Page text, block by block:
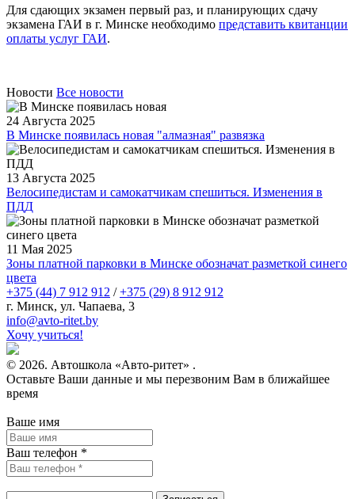
Для сдающих экзамен первый раз, и планирующих сдачу
экзамена ГАИ в г. Минске необходимо представить квитанции
оплаты услуг ГАИ.
Новости Все новости
24 Августа 2025
В Минске появилась новая "алмазная" развязка
13 Августа 2025
Велосипедистам и самокатчикам спешиться. Изменения в
ПДД
11 Мая 2025
Зоны платной парковки в Минске обозначат разметкой синего
цвета
+375 (44) 7 912 912 /+375 (29) 8 912 912
г. Минск, ул. Чапаева, 3
infо@avtо-ritеt.by
Хочу учиться!
© 2026. Автошкола «Авто-ритет» .
Оставьте Ваши данные и мы перезвоним Вам в ближайшее
время
Ваше имя
Ваш телефон *